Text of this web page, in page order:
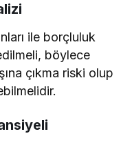
ile borçluluk
böylece
çıkma riski olup